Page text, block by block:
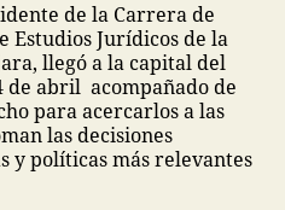
de la Carrera de
Estudios Jurídicos de la
llegó a la capital del
de abril acompañado de
para acercarlos a las
las decisiones
y políticas más relevantes